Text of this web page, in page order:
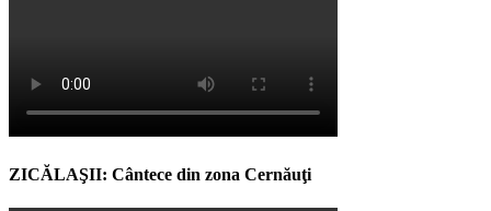
ZICĂLAŞII: Cântece din zona Cernăuţi